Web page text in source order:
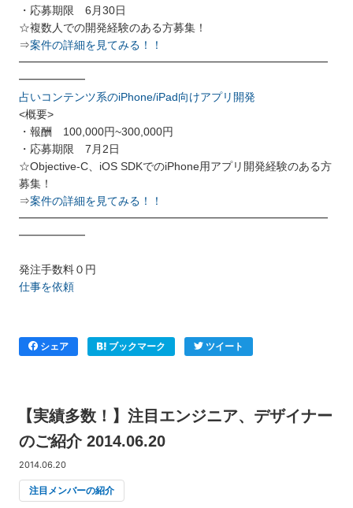
・応募期限 6月30日
☆複数人での開発経験のある方募集！
⇒案件の詳細を見てみる！！
━━━━━━━━━━━━━━━━━━━━━━━━━━━━
━━━━━━
占いコンテンツ系のiPhone/iPad向けアプリ開発
<概要>
・報酬 100,000円~300,000円
・応募期限 7月2日
☆Objective-C、iOS SDKでのiPhone用アプリ開発経験のある方
募集！
⇒案件の詳細を見てみる！！
━━━━━━━━━━━━━━━━━━━━━━━━━━━━
━━━━━━
発注手数料０円
仕事を依頼
シェア ブックマーク ツイート
【実績多数！】注目エンジニア、デザイナー
のご紹介 2014.06.20
2014.06.20
注目メンバーの紹介